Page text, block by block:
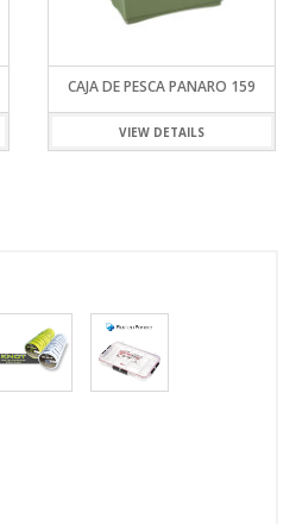
CAJA DE PESCA PANARO 159
VIEW DETAILS